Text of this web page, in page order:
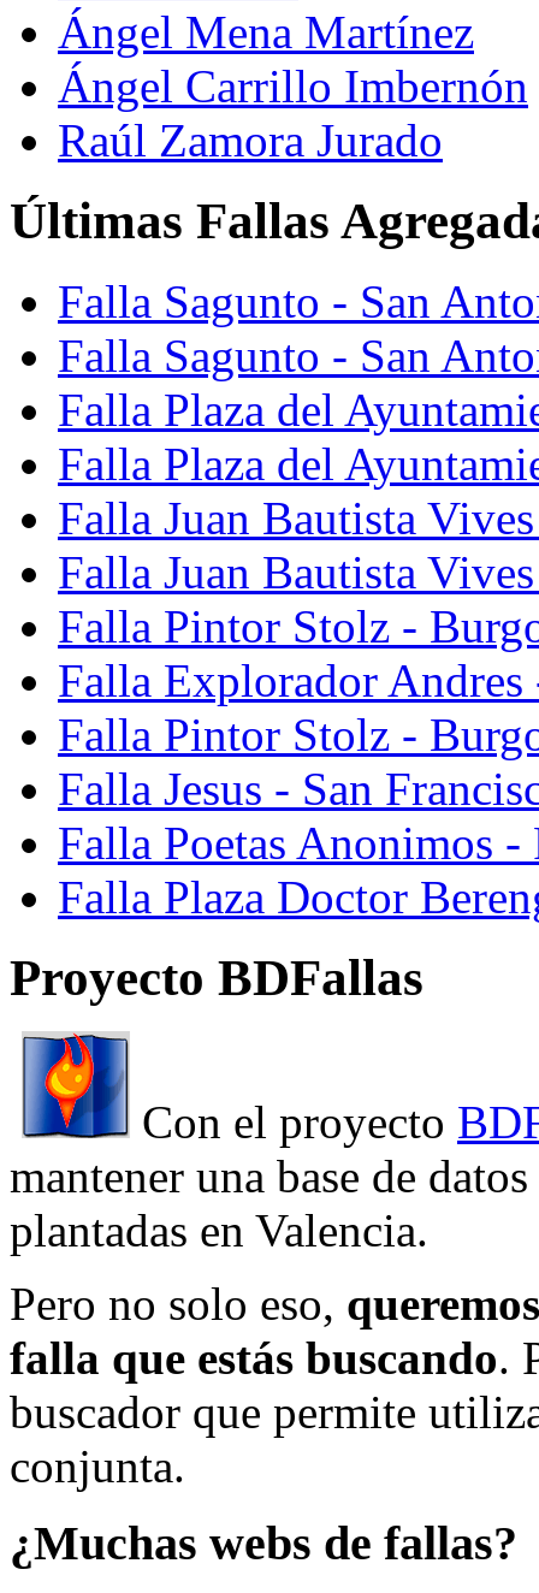
Ángel Mena Martínez
Ángel Carrillo Imbernón
Raúl Zamora Jurado
Últimas Fallas
Falla Sagunto - San
Falla Sagunto - San
Falla Plaza del
Falla Plaza del
Falla Juan Bautista
Falla Juan Bautista
Falla Pintor Stolz -
Falla Explorador Andres
Falla Pintor Stolz -
Falla Jesus - San
Falla Poetas Anonimos
Falla Plaza Doctor
Proyecto BDFallas
Con el proyecto
mantener una base de
plantadas en Valencia.
Pero no solo eso,
falla que estás buscando.
buscador que permite
conjunta.
¿Muchas webs de fallas?